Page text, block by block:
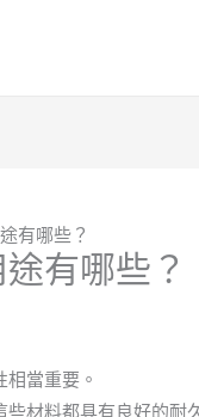
有哪些？
有哪些？
當重要。
材料都具有良好的